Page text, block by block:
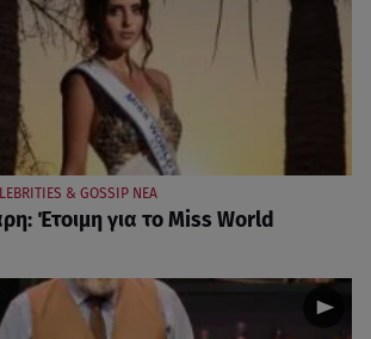
& GOSSIP ΝΕΑ
Έτοιμη για το Miss World